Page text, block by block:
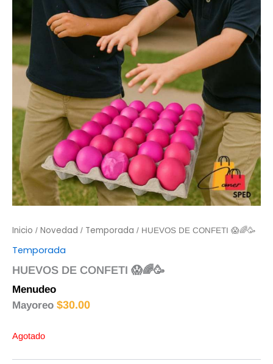
Inicio / Novedad / Temporada / HUEVOS DE CONFETI 😱🌈🥳
Temporada
HUEVOS DE CONFETI 😱🌈🥳
Menudeo
Mayoreo $30.00
Agotado